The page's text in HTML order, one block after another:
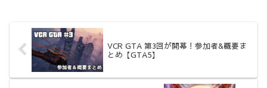
VCR GTA 第3回が開幕！参加者&概要ま
とめ【GTA5】